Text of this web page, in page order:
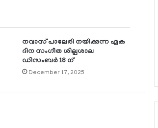
നവാസ് പാലേരി നയിക്കുന്ന ഏക
ദിന സംഗീത ശില്പശാല
ഡിസംബര്‍ 18 ന്
December 17, 2025